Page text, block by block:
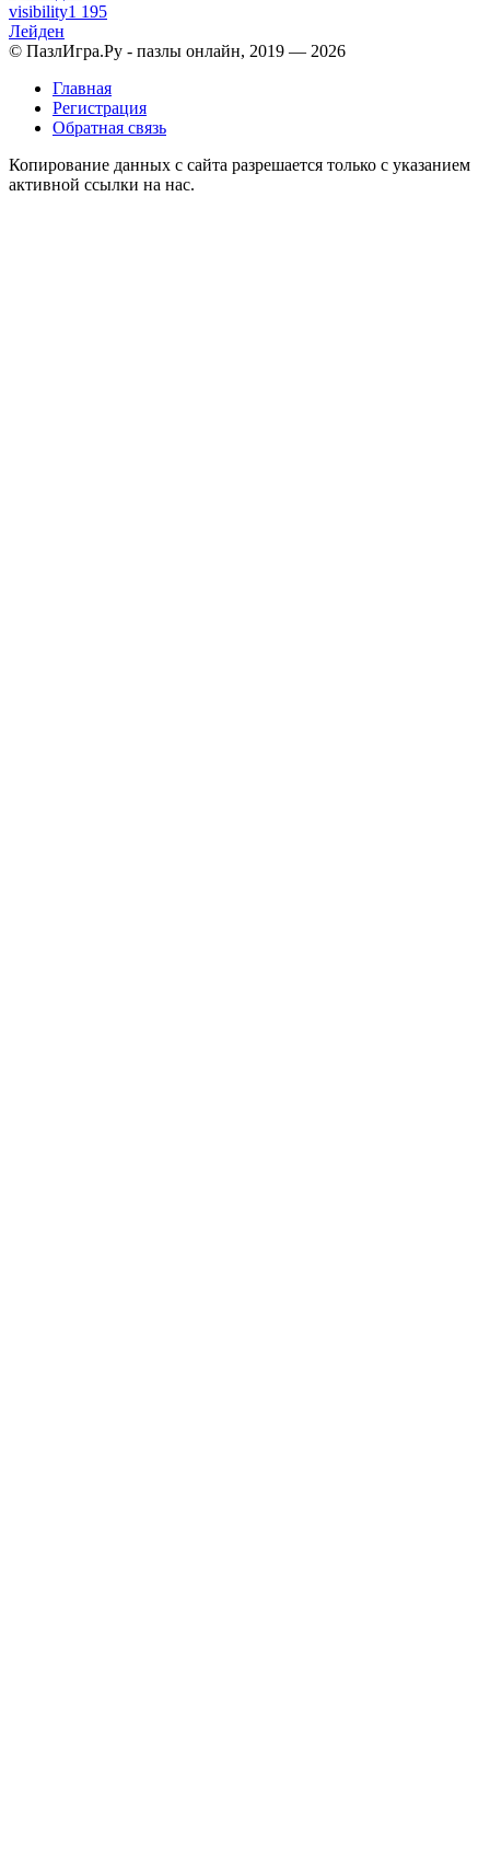
visibility1 195
Лейден
© ПазлИгра.Ру - пазлы онлайн, 2019 — 2026
Главная
Регистрация
Обратная связь
Копирование данных с сайта разрешается только с указанием
активной ссылки на нас.